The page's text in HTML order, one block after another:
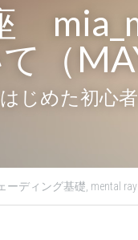
　
（
はじめた初心
ーディング基礎, mental ray